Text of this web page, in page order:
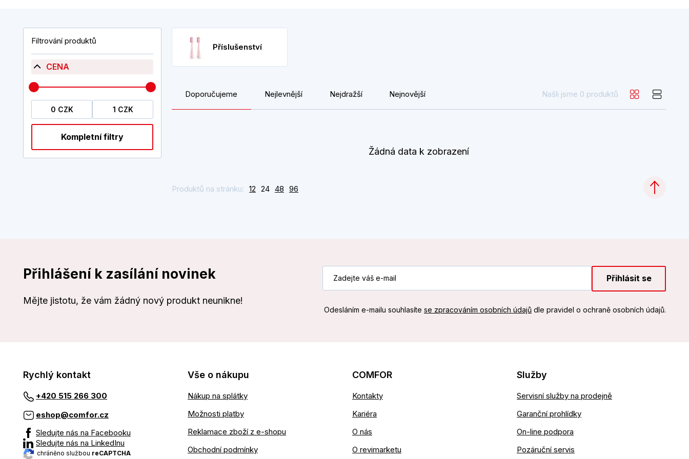
Filtrování produktů
CENA
Kompletní filtry
Příslušenství
Doporučujeme Nejlevnější Nejdražší Nejnovější Našli jsme 0 produktů
Žádná data k zobrazení
Produktů na stránku: 12 24 48 96
Přihlášení k zasílání novinek
Mějte jistotu, že vám žádný nový produkt neunikne!
Přihlásit se
Odesláním e-mailu souhlasíte se zpracováním osobních údajůdle pravidel o ochraně osobních údajů.
Rychlý kontakt
+420 515 266 300
eshop@comfor.cz
Sledujte nás na Facebooku
Sledujte nás na LinkedInu
chráněno službou reCAPTCHA
Vše o nákupu
Nákup na splátky
Možnosti platby
Reklamace zboží z e-shopu
Obchodní podmínky
COMFOR
Kontakty
Kariéra
O nás
O revimarketu
Služby
Servisní služby na prodejně
Garanční prohlídky
On-line podpora
Pozáruční servis